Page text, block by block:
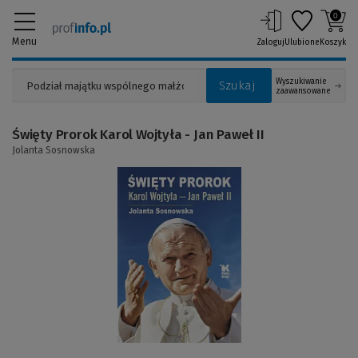
Menu
Szukaj
Wyszukiwanie
zaawansowane
ZalogujUlubione
0
Koszyk
Święty Prorok Karol Wojtyła - Jan Paweł II
Jolanta Sosnowska